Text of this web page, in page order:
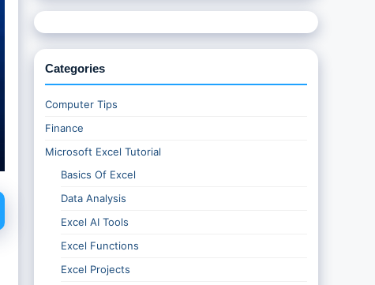
Categories
Computer Tips
Finance
Microsoft Excel Tutorial
Basics Of Excel
Data Analysis
Excel AI Tools
Excel Functions
Excel Projects